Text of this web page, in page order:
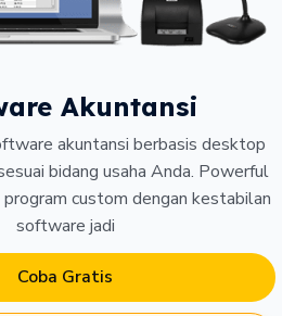
Akuntansi
akuntansi berbasis desktop
bidang usaha Anda. Powerful
custom dengan kestabilan
software jadi
Coba Gratis